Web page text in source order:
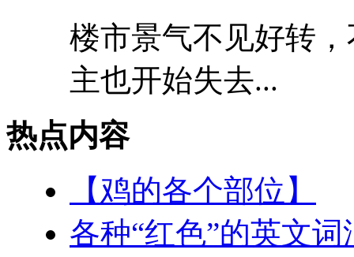
楼市景气不见好转
主也开始失去...
热点内容
【鸡的各个部位】
各种“红色”的英文词